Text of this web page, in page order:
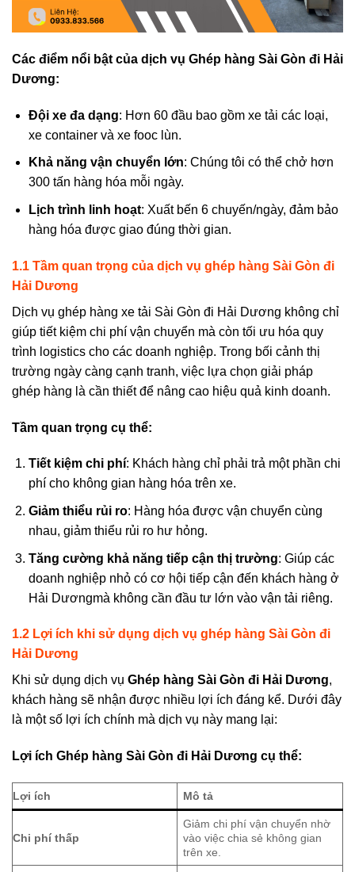
Các điểm nổi bật của dịch vụ Ghép hàng Sài Gòn đi Hải
Dương:
Đội xe đa dạng: Hơn 60 đầu bao gồm xe tải các loại,
xe container và xe fooc lùn.
Khả năng vận chuyển lớn: Chúng tôi có thể chở hơn
300 tấn hàng hóa mỗi ngày.
Lịch trình linh hoạt: Xuất bến 6 chuyến/ngày, đảm bảo
hàng hóa được giao đúng thời gian.
1.1 Tầm quan trọng của dịch vụ g hép hàng Sài Gòn đi
Hải Dương
Dịch vụ ghép hàng xe tải Sài Gòn đi Hải Dương không chỉ
giúp tiết kiệm chi phí vận chuyển mà còn tối ưu hóa quy
trình logistics cho các doanh nghiệp. Trong bối cảnh thị
trường ngày càng cạnh tranh, việc lựa chọn giải pháp
ghép hàng là cần thiết để nâng cao hiệu quả kinh doanh.
Tầm quan trọng cụ thể:
Tiết kiệm chi phí: Khách hàng chỉ phải trả một phần chi
phí cho không gian hàng hóa trên xe.
Giảm thiểu rủi ro: Hàng hóa được vận chuyển cùng
nhau, giảm thiểu rủi ro hư hỏng.
Tăng cường khả năng tiếp cận thị trường: Giúp các
doanh nghiệp nhỏ có cơ hội tiếp cận đến khách hàng ở
Hải Dươngmà không cần đầu tư lớn vào vận tải riêng.
1.2 Lợi ích khi sử dụng dịch vụ ghép hàng Sài Gòn đi
Hải Dương
Khi sử dụng dịch vụ Ghép hàng Sài Gòn đi Hải Dương,
khách hàng sẽ nhận được nhiều lợi ích đáng kể. Dưới đây
là một số lợi ích chính mà dịch vụ này mang lại:
Lợi ích Ghép hàng Sài Gòn đi Hải Dương cụ thể:
Lợi ích Mô tả
Chi phí thấp
Giảm chi phí vận chuyển nhờ
vào việc chia sẻ không gian
trên xe.